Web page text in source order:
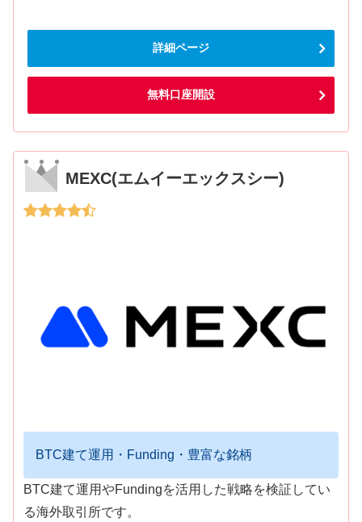
詳細ページ
無料口座開設
MEXC(エムイーエックスシー)
BTC建て運用・Funding・豊富な銘柄
BTC建て運用やFundingを活用した戦略を検証してい
る海外取引所です。